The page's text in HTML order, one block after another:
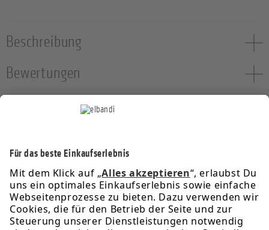
Beschreibung
Bewertungen
Service-Hotline
Informationen
Rechtliches